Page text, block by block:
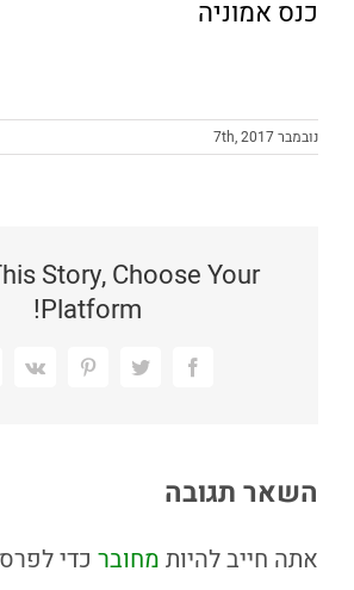
כנס אמוניה
נובמבר 7th, 2017
Story, Choose Your
Platform!
Facebook
Twitter
Pinterest
Vk
השאר תגובה
אתה חייב להיות מחובר כדי